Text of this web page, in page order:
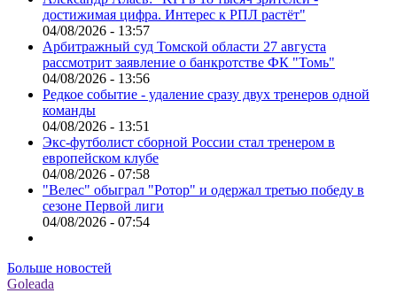
достижимая цифра. Интерес к РПЛ растёт"
04/08/2026 - 13:57
Арбитражный суд Томской области 27 августа
рассмотрит заявление о банкротстве ФК "Томь"
04/08/2026 - 13:56
Редкое событие - удаление сразу двух тренеров одной
команды
04/08/2026 - 13:51
Экс-футболист сборной России стал тренером в
европейском клубе
04/08/2026 - 07:58
"Велес" обыграл "Ротор" и одержал третью победу в
сезоне Первой лиги
04/08/2026 - 07:54
Больше новостей
Goleada